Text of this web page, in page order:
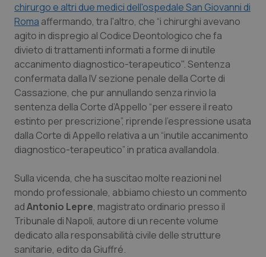
Friuli Venezia Giulia
Lazio
Liguria
Lombardia
Marche
Molise
Piemonte
Provincia Autonoma di Bolzano
Dermatite Atopica
Diabete & glucometri
Disturbi dell’umore
Dolore
Donna & Salute
Epatiti
HIV
Infezioni & Febbre
chirurgo e altri due medici dell'ospedale San Giovanni di
Roma affermando, tra l'altro, che “i chirurghi avevano
agito in dispregio al Codice Deontologico che fa
divieto di trattamenti informati a forme di inutile
accanimento diagnostico-terapeutico". Sentenza
confermata dalla IV sezione penale della Corte di
Cassazione, che pur annullando senza rinvio la
sentenza della Corte d’Appello “per essere il reato
estinto per prescrizione”, riprende l’espressione usata
dalla Corte di Appello relativa a un “inutile accanimento
diagnostico-terapeutico” in pratica avallandola.
Sulla vicenda, che ha suscitao molte reazioni nel
mondo professionale, abbiamo chiesto un commento
adAntonio Lepre, magistrato ordinario presso il
Tribunale di Napoli, autore di un recente volume
dedicato alla responsabilità civile delle strutture
sanitarie, edito da Giuffré.